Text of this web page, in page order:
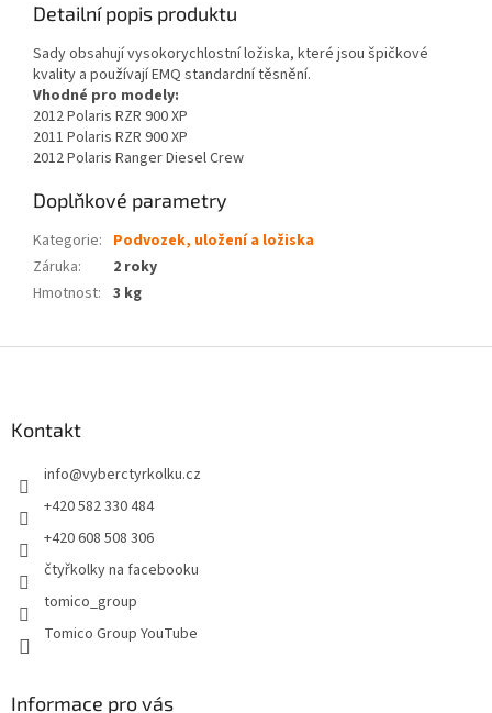
Detailní popis produktu
Sady obsahují vysokorychlostní ložiska, které jsou špičkové
kvality a používají EMQ standardní těsnění.
Vhodné pro modely:
2012 Polaris RZR 900 XP
2011 Polaris RZR 900 XP
2012 Polaris Ranger Diesel Crew
Doplňkové parametry
Kategorie: Podvozek, uložení a ložiska
Záruka:
2 roky
Hmotnost: 3 kg
Kontakt
info@vyberctyrkolku.cz
+420 582 330 484
+420 608 508 306
čtyřkolky na facebooku
tomico_group
Tomico Group YouTube
Informace pro vás